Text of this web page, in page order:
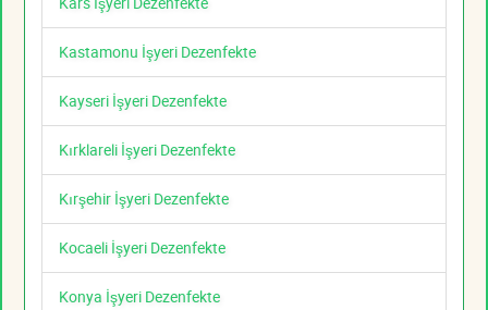
Kastamonu İşyeri Dezenfekte
Kayseri İşyeri Dezenfekte
Kırklareli İşyeri Dezenfekte
Kırşehir İşyeri Dezenfekte
Kocaeli İşyeri Dezenfekte
Konya İşyeri Dezenfekte